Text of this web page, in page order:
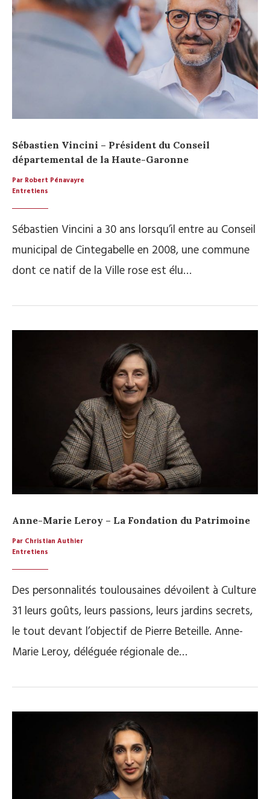
Sébastien Vincini – Président du Conseil
départemental de la Haute-Garonne
Par Robert Pénavayre
Entretiens
Sébastien Vincini a 30 ans lorsqu’il entre au Conseil
municipal de Cintegabelle en 2008, une commune
dont ce natif de la Ville rose est élu…
Anne-Marie Leroy – La Fondation du Patrimoine
Par Christian Authier
Entretiens
Des personnalités toulousaines dévoilent à Culture
31 leurs goûts, leurs passions, leurs jardins secrets,
le tout devant l’objectif de Pierre Beteille. Anne-
Marie Leroy, déléguée régionale de…